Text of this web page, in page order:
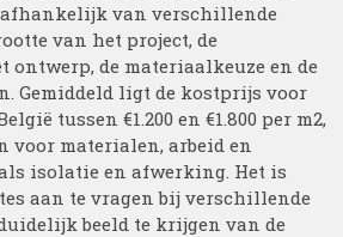
van verschillende
van het project, de
de materiaalkeuze en de
Gemiddeld ligt de kostprijs voor
tussen €1.200 en €1.800 per m2,
voor materialen, arbeid en
isolatie en afwerking. Het is
aan te vragen bij verschillende
beeld te krijgen van de